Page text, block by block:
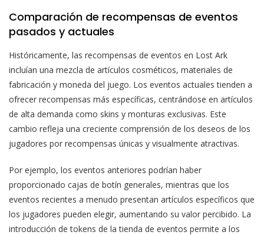
Comparación de recompensas de eventos
pasados y actuales
Históricamente, las recompensas de eventos en Lost Ark
incluían una mezcla de artículos cosméticos, materiales de
fabricación y moneda del juego. Los eventos actuales tienden a
ofrecer recompensas más específicas, centrándose en artículos
de alta demanda como skins y monturas exclusivas. Este
cambio refleja una creciente comprensión de los deseos de los
jugadores por recompensas únicas y visualmente atractivas.
Por ejemplo, los eventos anteriores podrían haber
proporcionado cajas de botín generales, mientras que los
eventos recientes a menudo presentan artículos específicos que
los jugadores pueden elegir, aumentando su valor percibido. La
introducción de tokens de la tienda de eventos permite a los